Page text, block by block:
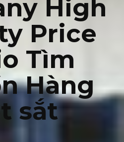
High
Price
Tìm
Hàng
sắt